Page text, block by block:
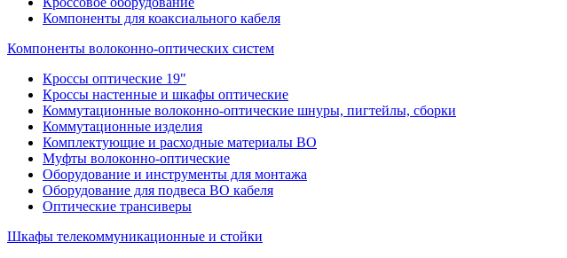
Компоненты для коаксиального кабеля
Компоненты волоконно-оптических систем
Кроссы оптические 19"
Кроссы настенные и шкафы оптические
Коммутационные волоконно-оптические шнуры, пигтейлы, сборки
Коммутационные изделия
Комплектующие и расходные материалы ВО
Муфты волоконно-оптические
Оборудование и инструменты для монтажа
Оборудование для подвеса ВО кабеля
Оптические трансиверы
Шкафы телекоммуникационные и стойки